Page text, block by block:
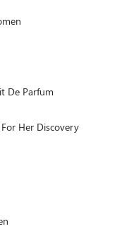
De Parfum
Her Discovery